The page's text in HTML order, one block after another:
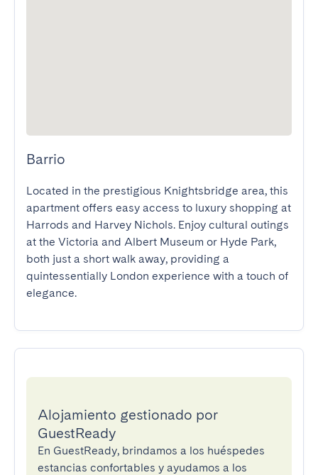
Barrio
Located in the prestigious Knightsbridge area, this
apartment offers easy access to luxury shopping at
Harrods and Harvey Nichols. Enjoy cultural outings
at the Victoria and Albert Museum or Hyde Park,
both just a short walk away, providing a
quintessentially London experience with a touch of
elegance.
Alojamiento gestionado por
GuestReady
En GuestReady, brindamos a los huéspedes
estancias confortables y ayudamos a los